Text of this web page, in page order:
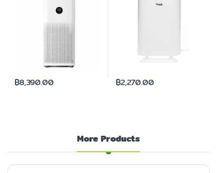
More Products
฿8,390.00 ฿2,270.00